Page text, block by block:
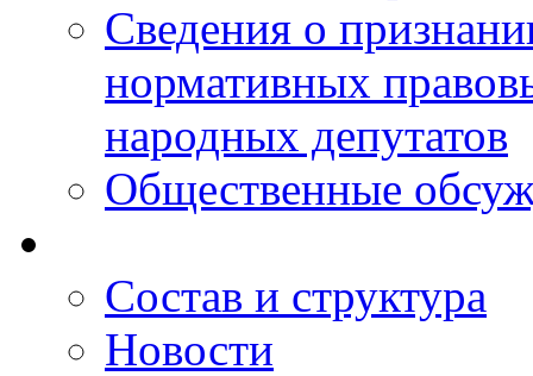
Сведения о
нормативных
народных депутатов
Общественные
Состав и структура
Новости